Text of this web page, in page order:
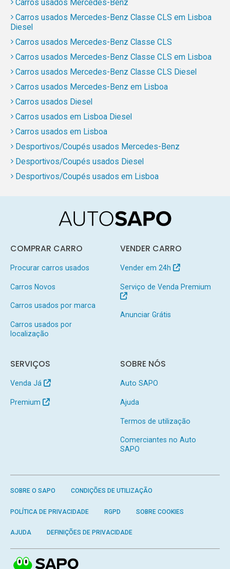
Carros usados Mercedes-Benz
Carros usados Mercedes-Benz Classe CLS em Lisboa
Diesel
Carros usados Mercedes-Benz Classe CLS
Carros usados Mercedes-Benz Classe CLS em Lisboa
Carros usados Mercedes-Benz Classe CLS Diesel
Carros usados Mercedes-Benz em Lisboa
Carros usados Diesel
Carros usados em Lisboa Diesel
Carros usados em Lisboa
Desportivos/Coupés usados Mercedes-Benz
Desportivos/Coupés usados Diesel
Desportivos/Coupés usados em Lisboa
COMPRAR CARRO
Procurar carros usados
Carros Novos
Carros usados por marca
Carros usados por
localização
VENDER CARRO
Vender em 24h
Serviço de Venda Premium
Anunciar Grátis
SERVIÇOS
Venda Já
Premium
SOBRE NÓS
Auto SAPO
Ajuda
Termos de utilização
Comerciantes no Auto
SAPO
SOBRE O SAPO CONDIÇÕES DE UTILIZAÇÃO
POLÍTICA DE PRIVACIDADE RGPD SOBRE COOKIES
AJUDA DEFINIÇÕES DE PRIVACIDADE